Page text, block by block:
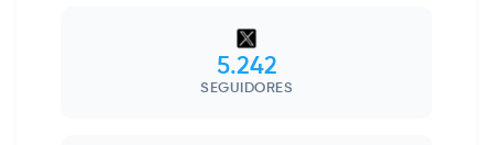
5.242
SEGUIDORES